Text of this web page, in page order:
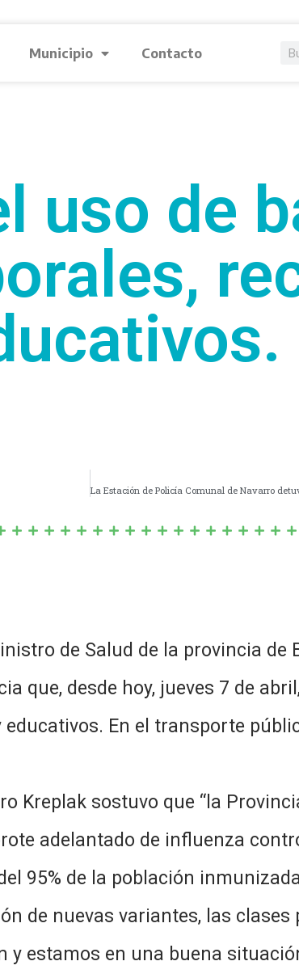
Municipio Contacto
uso de
de Salud de la provincia de
que, desde hoy, jueves 7 de
En el transporte
Kreplak sostuvo que “la
adelantado de influenza
95% de la población
de nuevas variantes, las
estamos en una buena